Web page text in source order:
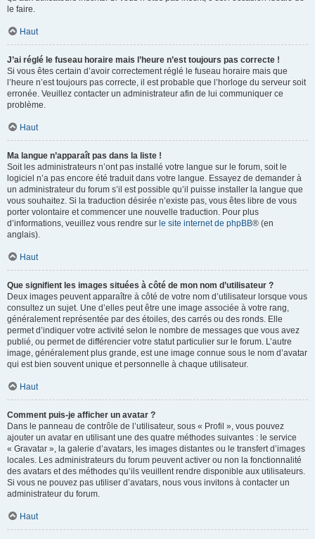
le faire.
Haut
J’ai réglé le fuseau horaire mais l’heure n’est toujours pas correcte !
Si vous êtes certain d’avoir correctement réglé le fuseau horaire mais que
l’heure n’est toujours pas correcte, il est probable que l’horloge du serveur soit
erronée. Veuillez contacter un administrateur afin de lui communiquer ce
problème.
Haut
Ma langue n’apparaît pas dans la liste !
Soit les administrateurs n’ont pas installé votre langue sur le forum, soit le
logiciel n’a pas encore été traduit dans votre langue. Essayez de demander à
un administrateur du forum s’il est possible qu’il puisse installer la langue que
vous souhaitez. Si la traduction désirée n’existe pas, vous êtes libre de vous
porter volontaire et commencer une nouvelle traduction. Pour plus
d’informations, veuillez vous rendre sur le site internet de phpBB® (en
anglais).
Haut
Que signifient les images situées à côté de mon nom d’utilisateur ?
Deux images peuvent apparaître à côté de votre nom d’utilisateur lorsque vous
consultez un sujet. Une d’elles peut être une image associée à votre rang,
généralement représentée par des étoiles, des carrés ou des ronds. Elle
permet d’indiquer votre activité selon le nombre de messages que vous avez
publié, ou permet de différencier votre statut particulier sur le forum. L’autre
image, généralement plus grande, est une image connue sous le nom d’avatar
qui est bien souvent unique et personnelle à chaque utilisateur.
Haut
Comment puis-je afficher un avatar ?
Dans le panneau de contrôle de l’utilisateur, sous « Profil », vous pouvez
ajouter un avatar en utilisant une des quatre méthodes suivantes : le service
« Gravatar », la galerie d’avatars, les images distantes ou le transfert d’images
locales. Les administrateurs du forum peuvent activer ou non la fonctionnalité
des avatars et des méthodes qu’ils veuillent rendre disponible aux utilisateurs.
Si vous ne pouvez pas utiliser d’avatars, nous vous invitons à contacter un
administrateur du forum.
Haut